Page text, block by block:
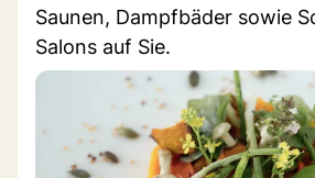
Saunen, Dampfbäder sowie
Salons auf Sie.